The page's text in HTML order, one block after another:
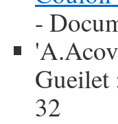
-
Gueilet
32